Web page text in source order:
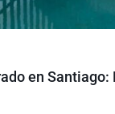
en Santiago: